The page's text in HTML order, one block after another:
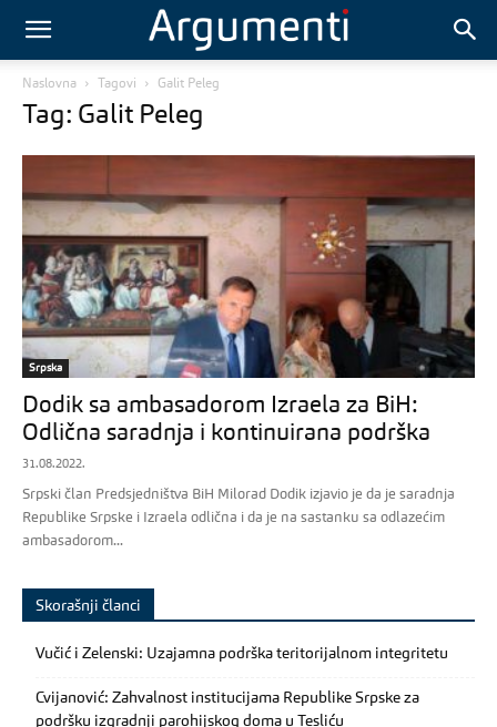
Naslovna Tagovi Galit Peleg
Tag: Galit Peleg
Srpska
Dodik sa ambasadorom Izraela za BiH:
Odlična saradnja i kontinuirana podrška
31.08.2022.
Srpski član Predsjedništva BiH Milorad Dodik izjavio je da je saradnja
Republike Srpske i Izraela odlična i da je na sastanku sa odlazećim
ambasadorom...
Skorašnji članci
Vučić i Zelenski: Uzajamna podrška teritorijalnom integritetu
Cvijanović: Zahvalnost institucijama Republike Srpske za
podršku izgradnji parohijskog doma u Tesliću